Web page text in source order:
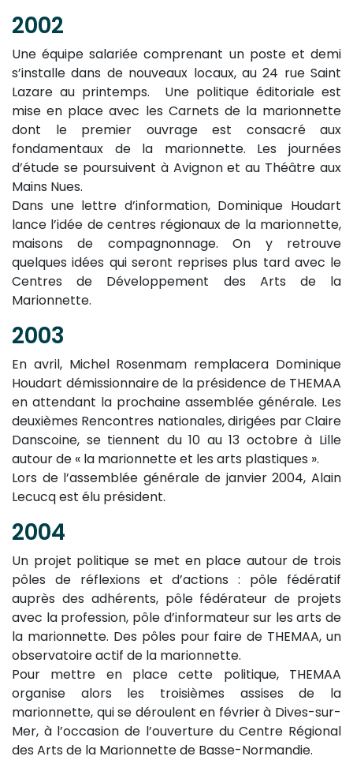
2002
Une équipe salariée comprenant un poste et demi
s’installe dans de nouveaux locaux, au 24 rue Saint
Lazare au printemps. Une politique éditoriale est
mise en place avec les Carnets de la marionnette
dont le premier ouvrage est consacré aux
fondamentaux de la marionnette. Les journées
d’étude se poursuivent à Avignon et au Théâtre aux
Mains Nues.
Dans une lettre d’information, Dominique Houdart
lance l’idée de centres régionaux de la marionnette,
maisons de compagnonnage. On y retrouve
quelques idées qui seront reprises plus tard avec le
Centres de Développement des Arts de la
Marionnette.
2003
En avril, Michel Rosenmam remplacera Dominique
Houdart démissionnaire de la présidence de THEMAA
en attendant la prochaine assemblée générale. Les
deuxièmes Rencontres nationales, dirigées par Claire
Danscoine, se tiennent du 10 au 13 octobre à Lille
autour de « la marionnette et les arts plastiques ».
Lors de l’assemblée générale de janvier 2004, Alain
Lecucq est élu président.
2004
Un projet politique se met en place autour de trois
pôles de réflexions et d’actions : pôle fédératif
auprès des adhérents, pôle fédérateur de projets
avec la profession, pôle d’informateur sur les arts de
la marionnette. Des pôles pour faire de THEMAA, un
observatoire actif de la marionnette.
Pour mettre en place cette politique, THEMAA
organise alors les troisièmes assises de la
marionnette, qui se déroulent en février à Dives-sur-
Mer, à l’occasion de l’ouverture du Centre Régional
des Arts de la Marionnette de Basse-Normandie.